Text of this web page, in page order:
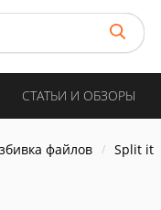
СТАТЬИ И ОБЗОРЫ
файлов Split it